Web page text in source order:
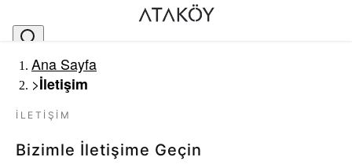
Ana Sayfa
>İletişim
İLETIŞIM
Bizimle İletişime Geçin